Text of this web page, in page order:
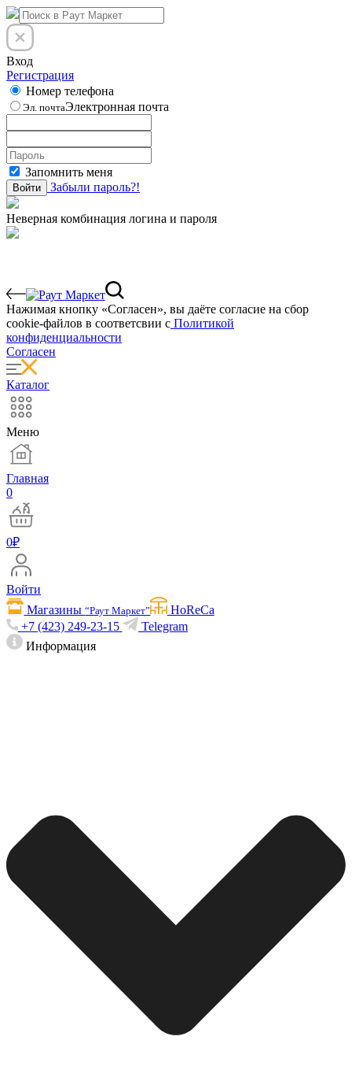
Вход
Регистрация
Номер телефона
Эл. почтаЭлектронная почта
Запомнить меня
Войти Забыли пароль?!
Неверная комбинация логина и пароля
Нажимая кнопку «Согласен», вы даёте cогласие на сбор
cookie-файлов в соответсвии с Политикой
конфиденциальности
Согласен
Каталог
Меню
Главная
0
0₽
Войти
Магазины“Раут Маркет”
HoReCa
+7 (423) 249-23-15
Telegram
Информация